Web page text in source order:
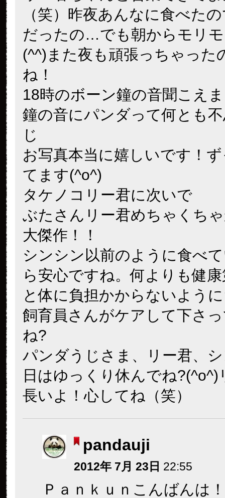
（笑）昨夜あんなに食べた
だったの…でも朝からモリ
(^^)また夜も頑張っちゃった
ね！
18時のボーン鐘の音聞こえ
鐘の音にパンダって何とも
じ
お写真本当に嬉しいです！
てます(^o^)
タケノコリー君に次いで
ぶたさんリー君めちゃくち
大傑作！！
シンシン以前のように食べ
ら安心ですね。何よりも健
と体に負担かからないよう
飼育員さんがケアして下さ
ね?
パンダうじさま、リー君、
日はゆっくり休んでね?(^o^)
長いよ！心してね（笑）
pandauji
2012年 7月 23日 22:55
Ｐａｎｋｕｎこんばんは！